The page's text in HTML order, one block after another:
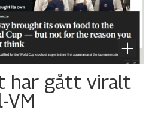
har gått viralt
VM